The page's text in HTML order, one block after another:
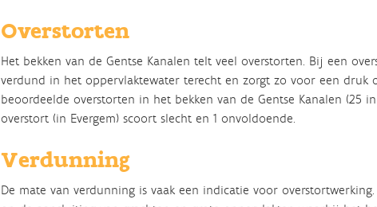
Overstorten
Het bekken van de Gentse Kanalen telt veel overstorten. Bij een
verdund in het oppervlaktewater terecht en zorgt zo voor een druk
beoordeelde overstorten in het bekken van de Gentse Kanalen (25
overstort (in Evergem) scoort slecht en 1 onvoldoende.
Verdunning
De mate van verdunning is vaak een indicatie voor